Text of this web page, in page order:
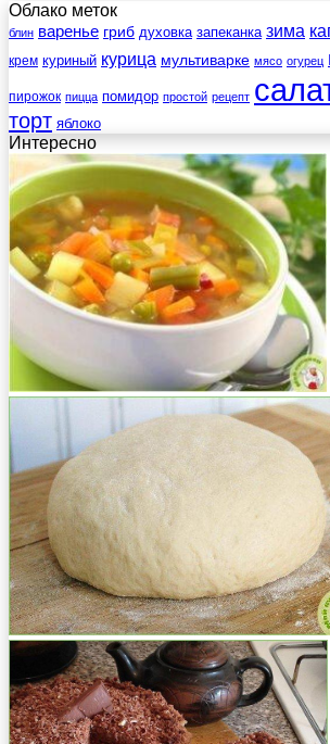
Облако меток
блин варенье гриб духовка запеканка зима
крем куриный курица мультиварке мясо огурец
пирожок пицца помидор простой рецепт
торт яблоко
Интересно